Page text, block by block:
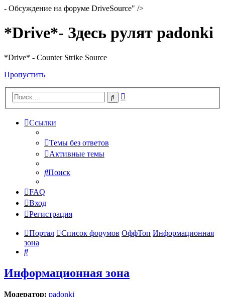
- Обсуждение на форуме DriveSource" />
*Drive*- Здесь рулят padonki
*Drive* - Counter Strike Source
Пропустить
Поиск
Ссылки
Темы без ответов
Активные темы
Поиск
FAQ
Вход
Регистрация
Портал Список форумов ОффТоп Информационная
зона
Поиск
Информационная зона
Модератор: padonki